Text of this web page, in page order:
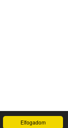
Elfogadom